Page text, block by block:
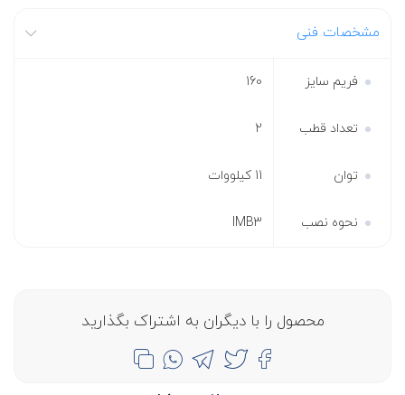
مشخصات فنی
فریم سایز 160
تعداد قطب 2
توان 11 کیلووات
نحوه نصب IMB3
محصول را با دیگران به اشتراک بگذارید